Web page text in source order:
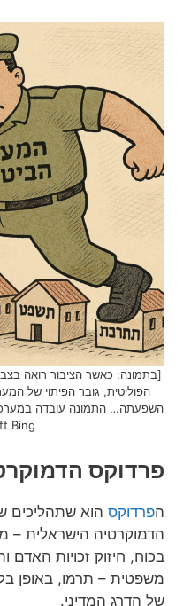
[בתמונה: כאשר הציבור רואה
הפוליטית, גובר הפיתוי של
Bing]
פרדוקס
הפרדוקס הוא שתהליכים
הדמוקרטיה הישראלית –
בכוח, חיזוק זכויות
משפטית – תרמו, באופן
של הדרג המדיני.